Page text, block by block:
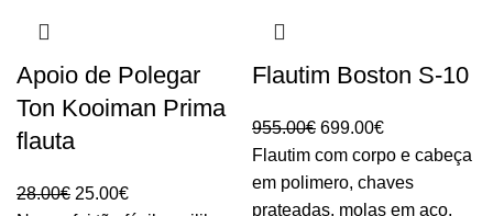
Apoio de Polegar
Ton Kooiman Prima
flauta
28.00€ O
25.00€O
Flautim Boston S-10
955.00€ O
preço
original
era:
699.00€O
preço
atual
é:
Flautim com corpo e cabeça
em polimero, chaves
prateadas, molas em aço,